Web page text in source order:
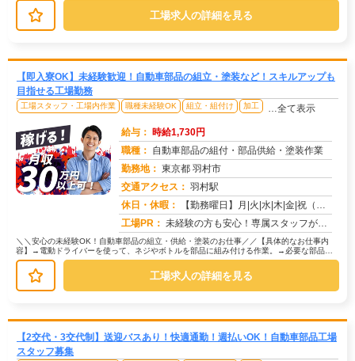
工場求人の詳細を見る
【即入寮OK】未経験歓迎！自動車部品の組立・塗装など！スキルアップも
目指せる工場勤務
工場スタッフ・工場内作業 職種未経験OK 組立・組付け 加工 …全て表示
給与： 時給1,730円
職種： 自動車部品の組付・部品供給・塗装作業
勤務地： 東京都 羽村市
交通アクセス： 羽村駅
休日・休暇：
【勤務曜日】月|火|水|木|金|祝（工場カレンダーに準ずる）【休日・休暇】土日休み（GW休暇・夏季休暇・年末年始休...
工場PR： 未経験の方も安心！専属スタッフが就業まで徹底サポート！初めての工場勤務や住込み勤務でも大丈夫！→ 担当スタッフが丁...
＼＼安心の未経験OK！自動車部品の組立・供給・塗装のお仕事／／【具体的なお仕事内
容】→電動ドライバーを使って、ネジやボトルを部品に組み付ける作業。→必要な部品を
運ぶ、シンプルで負担の少ない作業。...
工場求人の詳細を見る
【2交代・3交代制】送迎バスあり！快適通勤！週払いOK！自動車部品工場
スタッフ募集